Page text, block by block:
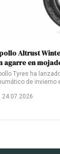
Altrust
agarre en
Tyres ha
de invierno
24.07.2026